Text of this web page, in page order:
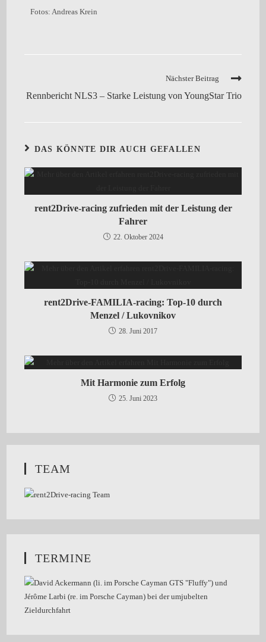
Fotos: Andreas Krein
Nächster Beitrag
Rennbericht NLS3 – Starke Leistung von YoungStar Trio
DAS KÖNNTE DIR AUCH GEFALLEN
rent2Drive-racing zufrieden mit der Leistung der
Fahrer
22. Oktober 2024
rent2Drive-FAMILIA-racing: Top-10 durch
Menzel / Lukovnikov
28. Juni 2017
Mit Harmonie zum Erfolg
25. Juni 2023
TEAM
TERMINE